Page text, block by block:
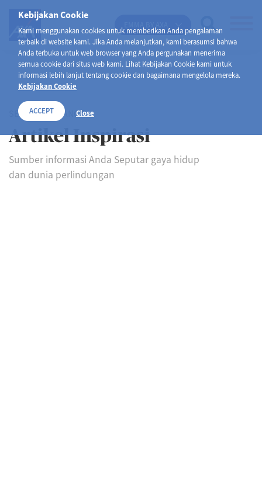
Kebijakan Cookie
Kami menggunakan cookies untuk memberikan Anda pengalaman
terbaik di website kami. Jika Anda melanjutkan, kami berasumsi bahwa
Anda terbuka untuk web browser yang Anda pergunakan menerima
semua cookie dari situs web kami. Lihat Kebijakan Cookie kami untuk
informasi lebih lanjut tentang cookie dan bagaimana mengelola mereka.
Kebijakan Cookie
ACCEPT Close
SELAMAT DATANG DI
Artikel Inspirasi
Sumber informasi Anda Seputar gaya hidup
dan dunia perlindungan